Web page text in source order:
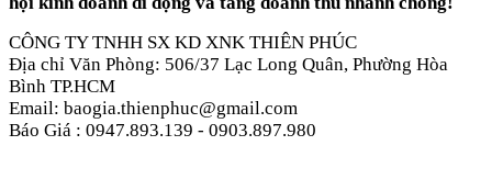
CÔNG TY TNHH SX KD XNK THIÊN PHÚC
Địa chỉ Văn Phòng: 506/37 Lạc Long Quân, Phường Hòa
Bình TP.HCM
Email: baogia.thienphuc@gmail.com
Báo Giá : 0947.893.139 - 0903.897.980